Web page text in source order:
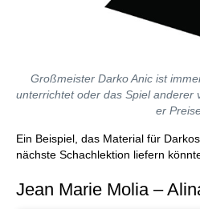
Großmeister Darko Anic ist
unterrichtet oder das Spiel anderer
er
Ein Beispiel, das Material für
nächste Schachlektion liefern
Jean Marie Molia –